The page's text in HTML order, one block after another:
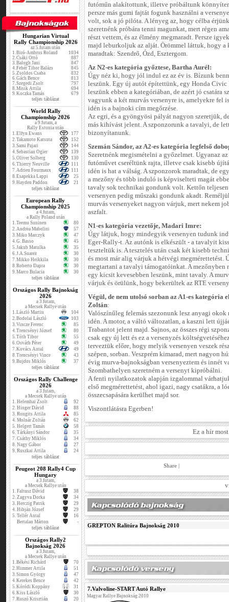
Hungarian Virtual
Rally Championship 2026
az 5.futam után
1.Biró-Ambrus Roland
1034
2.Csáki Ottó
887
3.Balogh Jani
847
4.Fehér Tibor Balázs
845
5.Zsoldos Csaba
832
6.Gách Bence
813
7.Szegedi Zsolt
797
8.Misik Attila
694
9.Koczka Tamás 679
teljes táblázat
World Rally
Championship 2026
a 9.futam, a
Rally Estonia után
1.Elfyn Ewans
177
2.Takamoto Katsuta
152
3.Sami Pajari
144
4.Sebastian Ogier
139
5.Oliver Solberg
130
6.Thierry Neuville
111
7.Adrien Fourmaux
111
8.Esapekka Lappi
25
9.Hayden Paddon 21
teljes táblázat
European Rally
Championship 2025
a 4.futam,
a Rally Poland után
1.Teemu Suninen
80
2.Andrea Mabelini
57
3.Miko Marczyk
47
4.G. Basso
45
5.Jakub Matulka
35
6.J.A.Suarez
30
7.Mikko Heikkila
30
8.Roberto Dapra
30
9.Marco Bulacia 30
teljes táblázat
Országos Rally Bajnokság
2026
a 3.futam,
a Mecsek Rallye után
1.László Martin
104
2.Bodolai László
103
3.Vincze Ferenc
85
4.Trencsényi József
80
5.Tóth Tibor
55
6.Osváth Péter
49
7.Kovács Antal
49
8.Trencsényi Vince
43
9.Bujdos Miklós 37
teljes táblázat
Országos Rally Challenge
2026
a 3.futam,
a Mecsek Rallye után
1. Helembai Zsolt
92
2. Hinger Dávid
88
3. Rongits Attila
85
4. Molnár Zoltán
62
5. Helgert Tamás
58
6. Tárkányi Sándor
35
7. Csáthy Miklós
34
8. Nagy Gábor
27
9. Ruszkai Attila 24
teljes táblázat
Peugeot 208 Rally4 Cup
Hungary
a 3.futam,
a Mecsek Rallye után
1. Faltusz Dávid
38
2. Zagyva Dorka
34
3. Herczig Patrik
29
4. Hibján József
29
5. Tellér Antal
16
Bertalan Márton
-
teljes táblázat
Országos Rally2
Bajnokság 2026
a 3.futam,
a Mecsek Rallye után
1.Békési Richárd
70
2.Himmer Attila
51
3.Simon György
47
4.Kerekes Bence
42
5.Kóródi Koppány
31
6.Kiss László
30
7.Ruszó Krisztián
20
futóműn alakítottunk, illetve próbáltunk
persze más gumi fajtát fogunk használni a
volt, sok a jó pilóta. A lényeg az, hogy célba
szeretnénk próbára tenni magunkat, mert régen
részt vettem, és az élmény megmaradt. Persze
majd leburkoljuk az alját. Örömmel láttuk, hogy a
maradtak: Szendrő, Ózd, Esztergom.
Az N2-es kategória győztese, Bartha Aurél:
Úgy néz ki, hogy jól indul ez az év is. Bízunk
leszünk. Egy új autót építettünk, egy Honda Civic
leszünk ebben a kategóriában, de azért jó csatára
vagyunk a két murvás versenyre is, amelyekre fel
idén is a bajnoki cím megőrzése.
Az egri, és a gyöngyösi pályát nagyon szeretjük,
más kihívást jelent. A szponzorunk a tavalyi, de
bizonyítanunk.
Szemán Sándor, az A2-es kategória legfelső
Szeretnénk megismételni a győzelmet. Ugyanaz
futóművet cseréltünk rajta, illetve csak kisebb
idén is hat a válság. A szponzorok maradtak, de
a mezőny és több induló is képviselteti magát
tavaly sok technikai gondunk volt. Kettőn
versenyen pedig műszaki gondunk akadt.
murvás versenyeket nagyon várjuk, mert nekem
aszfalt.
N1-es kategória vezetője, Madari Imre:
Úgy látjuk, hogy mindegyik versenyen tudunk
Eger-Rally-t. Az autónk is elkészült - a tavalyit
teszteltük is. A tesztelés után csak két kisebb
és most már alig várjuk a hétvégi megmérettetést.
megtartani a tavalyi támogatóinkat. A mezőnyben
egy kicsit kevesebben leszünk, mint tavaly. A
várjuk és örülünk, hogy bekerültek az RTE
Végül, de nem utolsó sorban az A1-es kategória
Zoltán:
Valószínűleg felemás szezonunk lesz anyagi
idén. A motor, a váltó változatlan, a kaszni lett
Trabantot jelent majd. Sajnos, az összes régi
csak egy új lett és ez a versenyzés
terveztük előre, hogy melyik versenyen veszek
szépen, sorban. Veszprém kimarad, mert nagyon
évig murva-bajnokságban versenyeztem és innét
Szombathelyen szeretném a versenyt kipróbálni.
A fenti nyilatkozatok alapján izgalommal
első megmérettetést, ahol igazi, nagy csatákra, a
összecsapására kerülhet majd sor.
Viszontlátásra Egerben!
Ez a hír
Share |
GREPTON Ralitúra Bajnokság 2010
7.Valvoline-START Autó Rallye
Magyar Rallye Bajnokság 2010